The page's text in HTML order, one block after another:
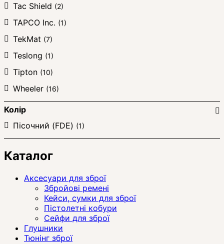
Tac Shield (2)
TAPCO Inc. (1)
TekMat (7)
Teslong (1)
Tipton (10)
Wheeler (16)
Колір
Пісочний (FDE) (1)
Каталог
Аксесуари для зброї
Збройові ремені
Кейси, сумки для зброї
Пістолетні кобури
Сейфи для зброї
Глушники
Тюнінг зброї